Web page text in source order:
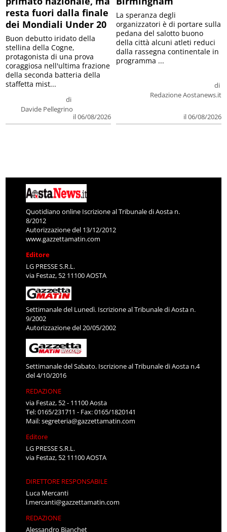
resta fuori dalla finale
dei Mondiali Under 20
di
Davide Pellegrino
il 06/08/2026
Buon debutto iridato della
stellina della Cogne,
protagonista di una prova
coraggiosa nell'ultima frazione
della seconda batteria della
staffetta mist...
di
Redazione Aostanews.it
il 06/08/2026
La speranza degli
organizzatori è di portare sulla
pedana del salotto buono
della città alcuni atleti reduci
dalla rassegna continentale in
programma ...
Quotidiano online Iscrizione al Tribunale di Aosta n.
8/2012
Autorizzazione del 13/12/2012
www.gazzettamatin.com
Editore
LG PRESSE S.R.L.
via Festaz, 52 11100 AOSTA
Settimanale del Lunedì. Iscrizione al Tribunale di Aosta n.
9/2002
Autorizzazione del 20/05/2002
Settimanale del Sabato. Iscrizione al Tribunale di Aosta n.4
del 4/10/2016
REDAZIONE
via Festaz, 52 - 11100 Aosta
Tel: 0165/231711 - Fax: 0165/1820141
Mail:segreteria@gazzettamatin.com
Editore
LG PRESSE S.R.L.
via Festaz, 52 11100 AOSTA
DIRETTORE RESPONSABILE
Luca Mercanti
l.mercanti@gazzettamatin.com
REDAZIONE
Alessandro Bianchet